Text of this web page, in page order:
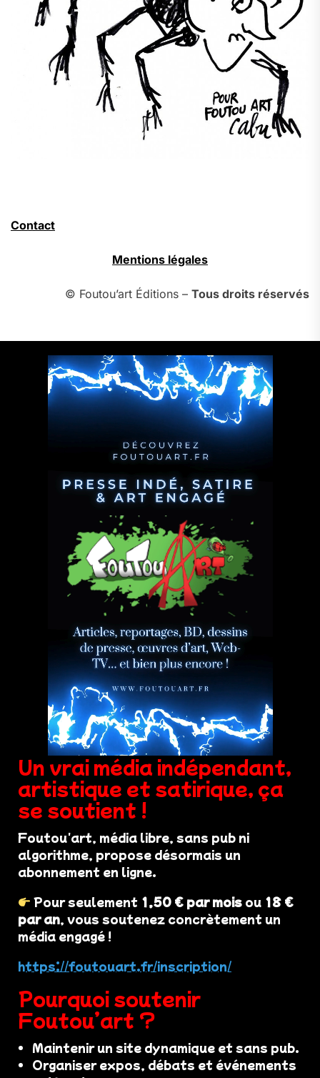
Contact
Mentions légales
© Foutou’art Éditions – Tous droits réservés
Un vrai média indépendant,
artistique et satirique, ça
se soutient !
Foutou'art, média libre, sans pub ni
algorithme, propose désormais un
abonnement en ligne.
Pour seulement 1,50 € par mois ou 18 €
par an, vous soutenez concrètement un
média engagé !
https://foutouart.fr/inscription/
Pourquoi soutenir
Foutou’art ?
Maintenir un site dynamique et sans pub.
Organiser expos, débats et événements